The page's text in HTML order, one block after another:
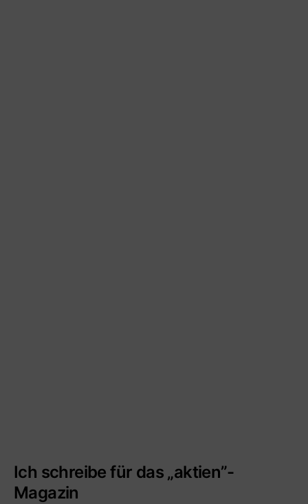
Ich schreibe für das „aktien”-
Magazin